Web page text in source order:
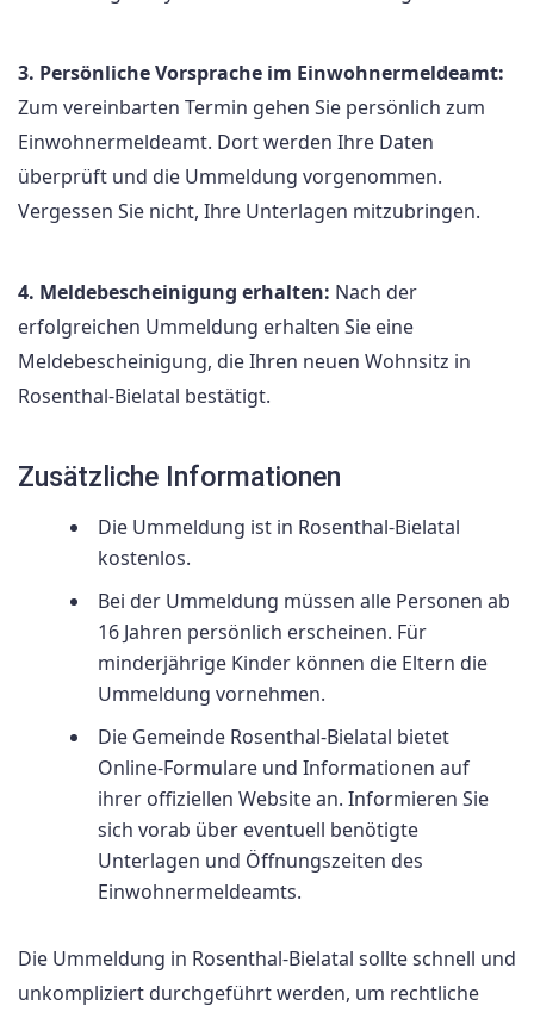
3. Persönliche Vorsprache im Einwohnermeldeamt:
Zum vereinbarten Termin gehen Sie persönlich zum
Einwohnermeldeamt. Dort werden Ihre Daten
überprüft und die Ummeldung vorgenommen.
Vergessen Sie nicht, Ihre Unterlagen mitzubringen.
4. Meldebescheinigung erhalten: Nach der
erfolgreichen Ummeldung erhalten Sie eine
Meldebescheinigung, die Ihren neuen Wohnsitz in
Rosenthal-Bielatal bestätigt.
Zusätzliche Informationen
Die Ummeldung ist in Rosenthal-Bielatal
kostenlos.
Bei der Ummeldung müssen alle Personen ab
16 Jahren persönlich erscheinen. Für
minderjährige Kinder können die Eltern die
Ummeldung vornehmen.
Die Gemeinde Rosenthal-Bielatal bietet
Online-Formulare und Informationen auf
ihrer offiziellen Website an. Informieren Sie
sich vorab über eventuell benötigte
Unterlagen und Öffnungszeiten des
Einwohnermeldeamts.
Die Ummeldung in Rosenthal-Bielatal sollte schnell und
unkompliziert durchgeführt werden, um rechtliche